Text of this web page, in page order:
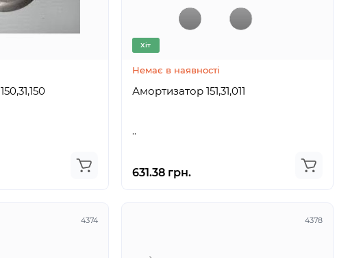
Шайба замковая 150,31,150
Хіт
Немає в наявності
Амортизатор 151,31,011
..
631.38 грн.
4374 4378